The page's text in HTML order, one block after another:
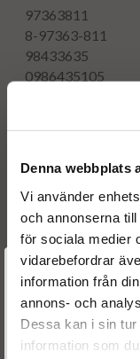
Denna webbplats
Vi använder
och annonserna
för sociala medier
vidarebefordrar
information från
annons- och
Dessa kan i sin
information som
97363811
8-97363-811
98433635
0986435105
Motorkod(er):
Z17DTL
Motorstyrka:59
Motorvolym (l/
Antal cylindrar:4
För att förbättra